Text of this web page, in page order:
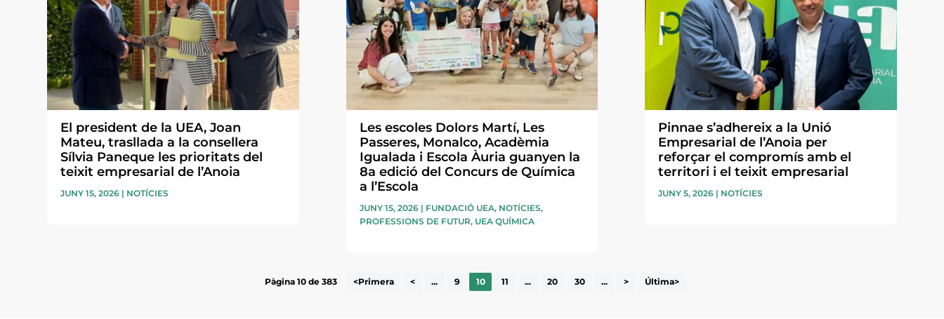
El president de la UEA, Joan
Mateu, trasllada a la consellera
Sílvia Paneque les prioritats del
teixit empresarial de l’Anoia
JUNY 15, 2026 | NOTÍCIES
Les escoles Dolors Martí, Les
Passeres, Monalco, Acadèmia
Igualada i Escola Àuria guanyen la
8a edició del Concurs de Química
a l’Escola
JUNY 15, 2026| FUNDACIÓ UEA, NOTÍCIES,
PROFESSIONS DE FUTUR, UEA QUÍMICA
Pinnae s’adhereix a la Unió
Empresarial de l’Anoia per
reforçar el compromís amb el
territori i el teixit empresarial
JUNY 5, 2026| NOTÍCIES
Pàgina 10 de 383 <Primera < ... 9 10 11 ... 20 30 ... > Última>